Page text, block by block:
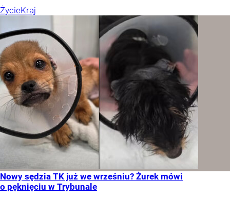
ŻycieKraj
Nowy sędzia TK już we wrześniu? Żurek mówi
o pęknięciu w Trybunale